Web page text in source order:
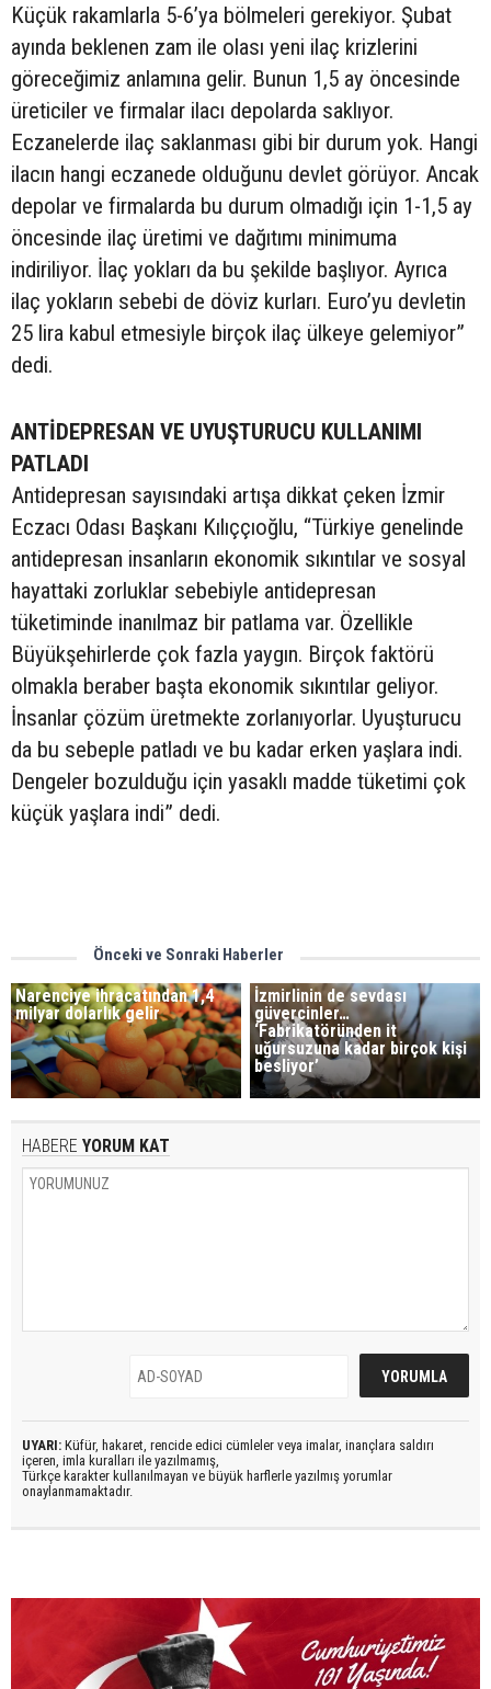
Küçük rakamlarla 5-6’ya bölmeleri gerekiyor. Şubat
ayında beklenen zam ile olası yeni ilaç krizlerini
göreceğimiz anlamına gelir. Bunun 1,5 ay öncesinde
üreticiler ve firmalar ilacı depolarda saklıyor.
Eczanelerde ilaç saklanması gibi bir durum yok. Hangi
ilacın hangi eczanede olduğunu devlet görüyor. Ancak
depolar ve firmalarda bu durum olmadığı için 1-1,5 ay
öncesinde ilaç üretimi ve dağıtımı minimuma
indiriliyor. İlaç yokları da bu şekilde başlıyor. Ayrıca
ilaç yokların sebebi de döviz kurları. Euro’yu devletin
25 lira kabul etmesiyle birçok ilaç ülkeye gelemiyor”
dedi.
ANTİDEPRESAN VE UYUŞTURUCU KULLANIMI
PATLADI
Antidepresan sayısındaki artışa dikkat çeken İzmir
Eczacı Odası Başkanı Kılıççıoğlu, “Türkiye genelinde
antidepresan insanların ekonomik sıkıntılar ve sosyal
hayattaki zorluklar sebebiyle antidepresan
tüketiminde inanılmaz bir patlama var. Özellikle
Büyükşehirlerde çok fazla yaygın. Birçok faktörü
olmakla beraber başta ekonomik sıkıntılar geliyor.
İnsanlar çözüm üretmekte zorlanıyorlar. Uyuşturucu
da bu sebeple patladı ve bu kadar erken yaşlara indi.
Dengeler bozulduğu için yasaklı madde tüketimi çok
küçük yaşlara indi” dedi.
Önceki ve Sonraki Haberler
Narenciye ihracatından 1,4
milyar dolarlık gelir
İzmirlinin de sevdası
güvercinler…
‘Fabrikatöründen it
uğursuzuna kadar birçok kişi
besliyor’
HABERE YORUM KAT
UYARI: Küfür, hakaret, rencide edici cümleler veya imalar, inançlara saldırı
içeren, imla kuralları ile yazılmamış,
Türkçe karakter kullanılmayan ve büyük harflerle yazılmış yorumlar
onaylanmamaktadır.